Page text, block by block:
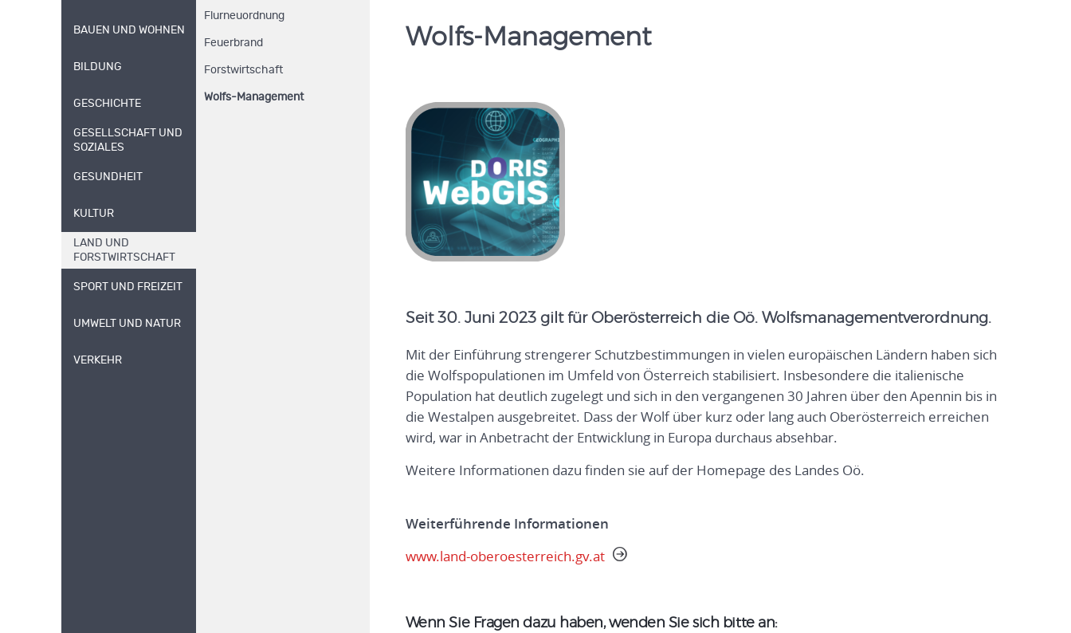
BAUEN UND WOHNEN
BILDUNG
GESCHICHTE
GESELLSCHAFT UND
SOZIALES
GESUNDHEIT
KULTUR
LAND UND
FORSTWIRTSCHAFT
Flurneuordnung
Feuerbrand
Forstwirtschaft
Wolfs-Management
SPORT UND FREIZEIT
UMWELT UND NATUR
VERKEHR
Wolfs-Management
Seit 30. Juni 2023 gilt für Oberösterreich die Oö. Wolfsmanagementverordnung.
Mit der Einführung strengerer Schutzbestimmungen in vielen europäischen Ländern haben sich
die Wolfspopulationen im Umfeld von Österreich stabilisiert. Insbesondere die italienische
Population hat deutlich zugelegt und sich in den vergangenen 30 Jahren über den Apennin bis in
die Westalpen ausgebreitet. Dass der Wolf über kurz oder lang auch Oberösterreich erreichen
wird, war in Anbetracht der Entwicklung in Europa durchaus absehbar.
Weitere Informationen dazu finden sie auf der Homepage des Landes Oö.
Weiterführende Informationen
www.land-oberoesterreich.gv.at
Wenn Sie Fragen dazu haben, wenden Sie sich bitte an: